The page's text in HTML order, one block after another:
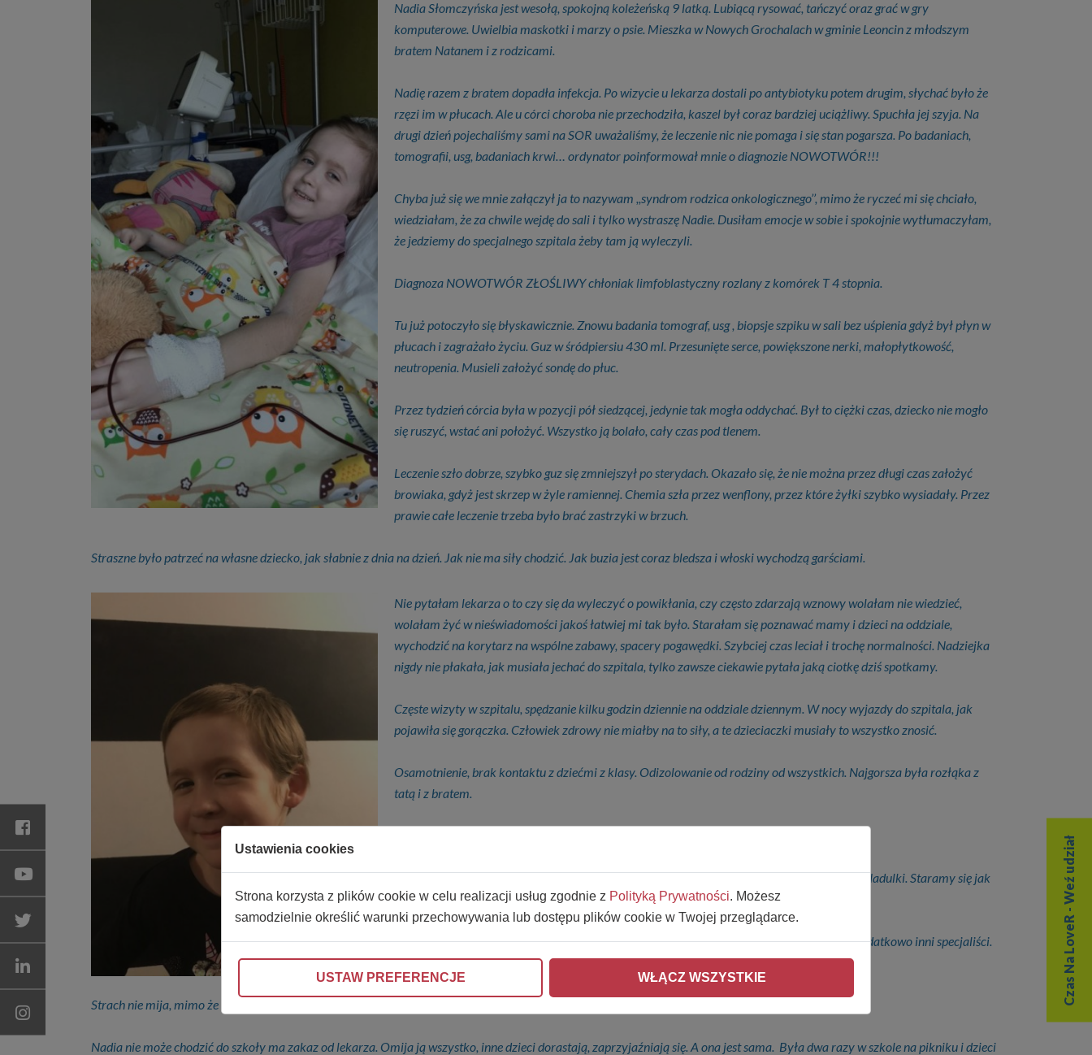
Ustawienia cookies
Strona korzysta z plików cookie w celu realizacji usług zgodnie z Polityką Prywatności. Możesz
samodzielnie określić warunki przechowywania lub dostępu plików cookie w Twojej przeglądarce.
USTAW PREFERENCJE WŁĄCZ WSZYSTKIE
Nadia Słomczyńska jest wesołą, spokojną koleżeńską 9 latką. Lubiącą rysować, tańczyć oraz grać w gry
komputerowe. Uwielbia maskotki i marzy o psie. Mieszka w Nowych Grochalach w gminie Leoncin z młodszym
bratem Natanem i z rodzicami.
Nadię razem z bratem dopadła infekcja. Po wizycie u lekarza dostali po antybiotyku potem drugim, słychać było że
rzęzi im w płucach. Ale u córci choroba nie przechodziła, kaszel był coraz bardziej uciążliwy. Spuchła jej szyja. Na
drugi dzień pojechaliśmy sami na SOR uważaliśmy, że leczenie nic nie pomaga i się stan pogarsza. Po badaniach,
tomografii, usg, badaniach krwi… ordynator poinformował mnie o diagnozie NOWOTWÓR!!!
Chyba już się we mnie załączył ja to nazywam ,,syndrom rodzica onkologicznego’’, mimo że ryczeć mi się chciało,
wiedziałam, że za chwile wejdę do sali i tylko wystraszę Nadie. Dusiłam emocje w sobie i spokojnie wytłumaczyłam,
że jedziemy do specjalnego szpitala żeby tam ją wyleczyli.
Diagnoza NOWOTWÓR ZŁOŚLIWY chłoniak limfoblastyczny rozlany z komórek T 4 stopnia.
Tu już potoczyło się błyskawicznie. Znowu badania tomograf, usg , biopsje szpiku w sali bez uśpienia gdyż był płyn w
płucach i zagrażało życiu. Guz w śródpiersiu 430 ml. Przesunięte serce, powiększone nerki, małopłytkowość,
neutropenia. Musieli założyć sondę do płuc.
Przez tydzień córcia była w pozycji pół siedzącej, jedynie tak mogła oddychać. Był to ciężki czas, dziecko nie mogło
się ruszyć, wstać ani położyć. Wszystko ją bolało, cały czas pod tlenem.
Leczenie szło dobrze, szybko guz się zmniejszył po sterydach. Okazało się, że nie można przez długi czas założyć
browiaka, gdyż jest skrzep w żyle ramiennej. Chemia szła przez wenflony, przez które żyłki szybko wysiadały. Przez
prawie całe leczenie trzeba było brać zastrzyki w brzuch.
Straszne było patrzeć na własne dziecko, jak słabnie z dnia na dzień. Jak nie ma siły chodzić. Jak buzia jest coraz bledsza i włoski wychodzą garściami.
Nie pytałam lekarza o to czy się da wyleczyć o powikłania, czy często zdarzają wznowy wolałam nie wiedzieć,
wolałam żyć w nieświadomości jakoś łatwiej mi tak było. Starałam się poznawać mamy i dzieci na oddziale,
wychodzić na korytarz na wspólne zabawy, spacery pogawędki. Szybciej czas leciał i trochę normalności. Nadziejka
nigdy nie płakała, jak musiała jechać do szpitala, tylko zawsze ciekawie pytała jaką ciotkę dziś spotkamy.
Częste wizyty w szpitalu, spędzanie kilku godzin dziennie na oddziale dziennym. W nocy wyjazdy do szpitala, jak
pojawiła się gorączka. Człowiek zdrowy nie miałby na to siły, a te dzieciaczki musiały to wszystko znosić.
Osamotnienie, brak kontaktu z dziećmi z klasy. Odizolowanie od rodziny od wszystkich. Najgorsza była rozłąka z
tatą i z bratem.
Musieliśmy nauczyć się poukładać nasze życie na nowo. Nic nie jest ważne jedynie zdrowie Nadulki. Staramy się jak
możemy wspomagać ją w tej ciężkiej walce.
Co miesiąc jeździmy na usg oraz do przychodni onkologicznej. Co tydzień pobranie krwi. Dodatkowo inni specjaliści.
Potrzebuje rehabilitacji, a dopiero na wiosnę będzie chodzić na oddział dzienny 6 tygodni.
Strach nie mija, mimo że Nadia jest już na leczeniu podtrzymującym to dalej boję się, oby już nigdy więcej nie wróciło to zło.
Nadia nie może chodzić do szkoły ma zakaz od lekarza. Omija ją wszystko, inne dzieci dorastają, zaprzyjaźniają się. A ona jest sama. Była dwa razy w szkole na pikniku i dzieci
Czas Na LoveR - Weź udział